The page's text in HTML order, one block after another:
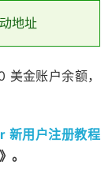
地址
金账户余额，
新用户注册教程
》。